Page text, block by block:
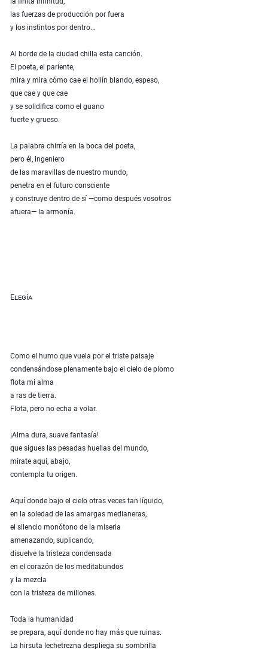
las fuerzas de producción por fuera
y los instintos por dentro...
Al borde de la ciudad chilla esta canción.
El poeta, el pariente,
mira y mira cómo cae el hollín blando, espeso,
que cae y que cae
y se solidifica como el guano
fuerte y grueso.
La palabra chirría en la boca del poeta,
pero él, ingeniero
de las maravillas de nuestro mundo,
penetra en el futuro consciente
y construye dentro de sí —como después vosotros
afuera— la armonía.
Elegía
Como el humo que vuela por el triste paisaje
condensándose plenamente bajo el cielo de plomo
flota mi alma
a ras de tierra.
Flota, pero no echa a volar.
¡Alma dura, suave fantasía!
que sigues las pesadas huellas del mundo,
mírate aquí, abajo,
contempla tu origen.
Aquí donde bajo el cielo otras veces tan líquido,
en la soledad de las amargas medianeras,
el silencio monótono de la miseria
amenazando, suplicando,
disuelve la tristeza condensada
en el corazón de los meditabundos
y la mezcla
con la tristeza de millones.
Toda la humanidad
se prepara, aquí donde no hay más que ruinas.
La hirsuta lechetrezna despliega su sombrilla